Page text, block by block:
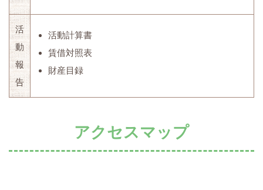
活
動
報
告
活動計算書
賃借対照表
財産目録
アクセスマップ